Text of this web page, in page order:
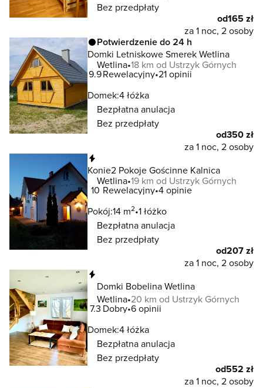
Bez przedpłaty
od165 zł
za 1 noc, 2 osoby
Potwierdzenie do 24 h
Domki Letniskowe Smerek Wetlina
Wetlina 18 km od Ustrzyk Górnych
9.9Rewelacyjny 21 opinii
Domek:4 łóżka
Bezpłatna anulacja
Bez przedpłaty
od350 zł
za 1 noc, 2 osoby
Konie2 Pokoje Gościnne Kalnica
Wetlina 19 km od Ustrzyk Górnych
10 Rewelacyjny 4 opinie
Pokój:14 m2 1 łóżko
Bezpłatna anulacja
Bez przedpłaty
od207 zł
za 1 noc, 2 osoby
Domki Bobelina Wetlina
Wetlina 20 km od Ustrzyk Górnych
7.3 Dobry 6 opinii
Domek:4 łóżka
Bezpłatna anulacja
Bez przedpłaty
od552 zł
za 1 noc, 2 osoby